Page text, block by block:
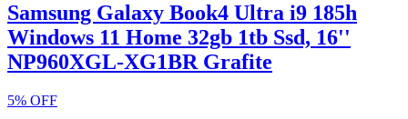
Samsung Galaxy Book4 Ultra i9 185h
Windows 11 Home 32gb 1tb Ssd, 16''
NP960XGL-XG1BR Grafite
5% OFF